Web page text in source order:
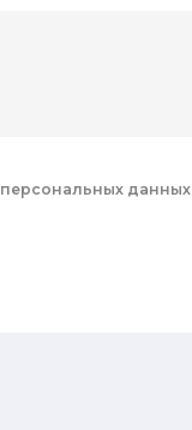
персональных данных